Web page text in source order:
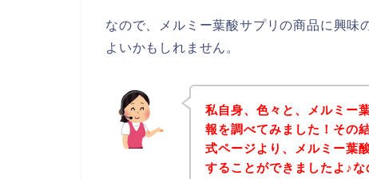
なので、メルミー葉酸サプリの商品に興味
よいかもしれません。
私自身、色々と、メルミー
報を調べてみました！その
式ページより、メルミー葉
することができましたよ♪